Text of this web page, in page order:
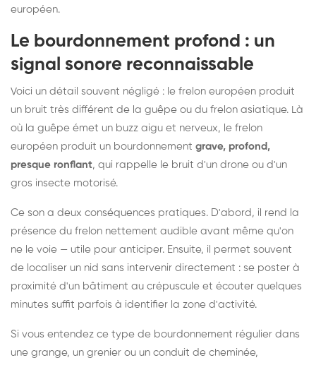
européen.
Le bourdonnement profond : un
signal sonore reconnaissable
Voici un détail souvent négligé : le frelon européen produit
un bruit très différent de la guêpe ou du frelon asiatique. Là
où la guêpe émet un buzz aigu et nerveux, le frelon
européen produit un bourdonnement grave, profond,
presque ronflant, qui rappelle le bruit d'un drone ou d'un
gros insecte motorisé.
Ce son a deux conséquences pratiques. D'abord, il rend la
présence du frelon nettement audible avant même qu'on
ne le voie — utile pour anticiper. Ensuite, il permet souvent
de localiser un nid sans intervenir directement : se poster à
proximité d'un bâtiment au crépuscule et écouter quelques
minutes suffit parfois à identifier la zone d'activité.
Si vous entendez ce type de bourdonnement régulier dans
une grange, un grenier ou un conduit de cheminée,